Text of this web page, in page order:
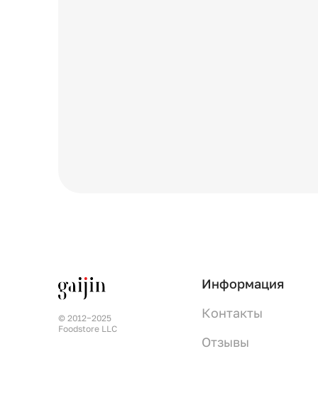
© 2012−2025
Foodstore LLC
Информация
Контакты
Отзывы